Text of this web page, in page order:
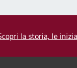
la storia, le